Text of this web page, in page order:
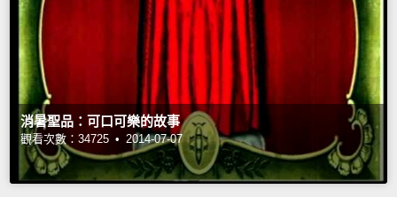
消暑聖品：可口可樂的故事
觀看次數：34725 • 2014-07-07